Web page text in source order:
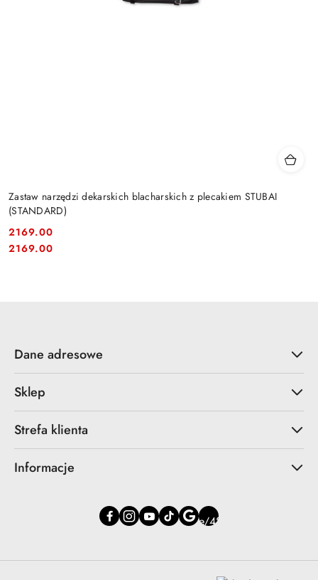
Zastaw narzędzi dekarskich blacharskich z plecakiem STUBAI
(STANDARD)
Cena:
2169.00
Cena:
2169.00
Dane adresowe
Sklep
Strefa klienta
Informacje